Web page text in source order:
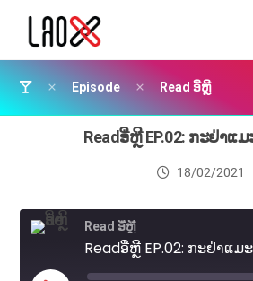
Episode Read ອີ່ຫຼີ
Readອີ່ຫຼີ EP.02: ກະຢ່າແ
18/02/2021
Read ອີ່ຫຼີ
Readອີ່ຫຼີ EP.02: ກະຢ່າແ